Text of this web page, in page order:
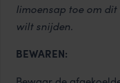
limoensap toe om
wilt snijden.
BEWAREN: